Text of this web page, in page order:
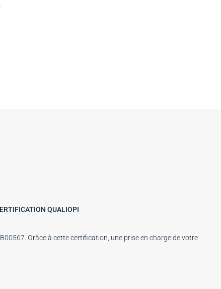
QUALIOPI
Grâce à cette certification, une prise en charge de votre